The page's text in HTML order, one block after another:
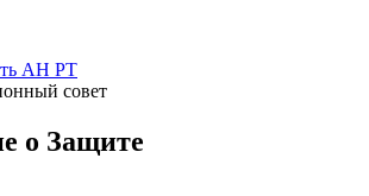
АН РТ
совет
о Защите